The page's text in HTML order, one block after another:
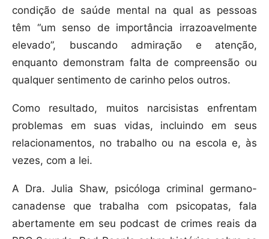
condição de saúde mental na qual as pessoas
têm “um senso de importância irrazoavelmente
elevado”, buscando admiração e atenção,
enquanto demonstram falta de compreensão ou
qualquer sentimento de carinho pelos outros.
Como resultado, muitos narcisistas enfrentam
problemas em suas vidas, incluindo em seus
relacionamentos, no trabalho ou na escola e, às
vezes, com a lei.
A Dra. Julia Shaw, psicóloga criminal germano-
canadense que trabalha com psicopatas, fala
abertamente em seu podcast de crimes reais da